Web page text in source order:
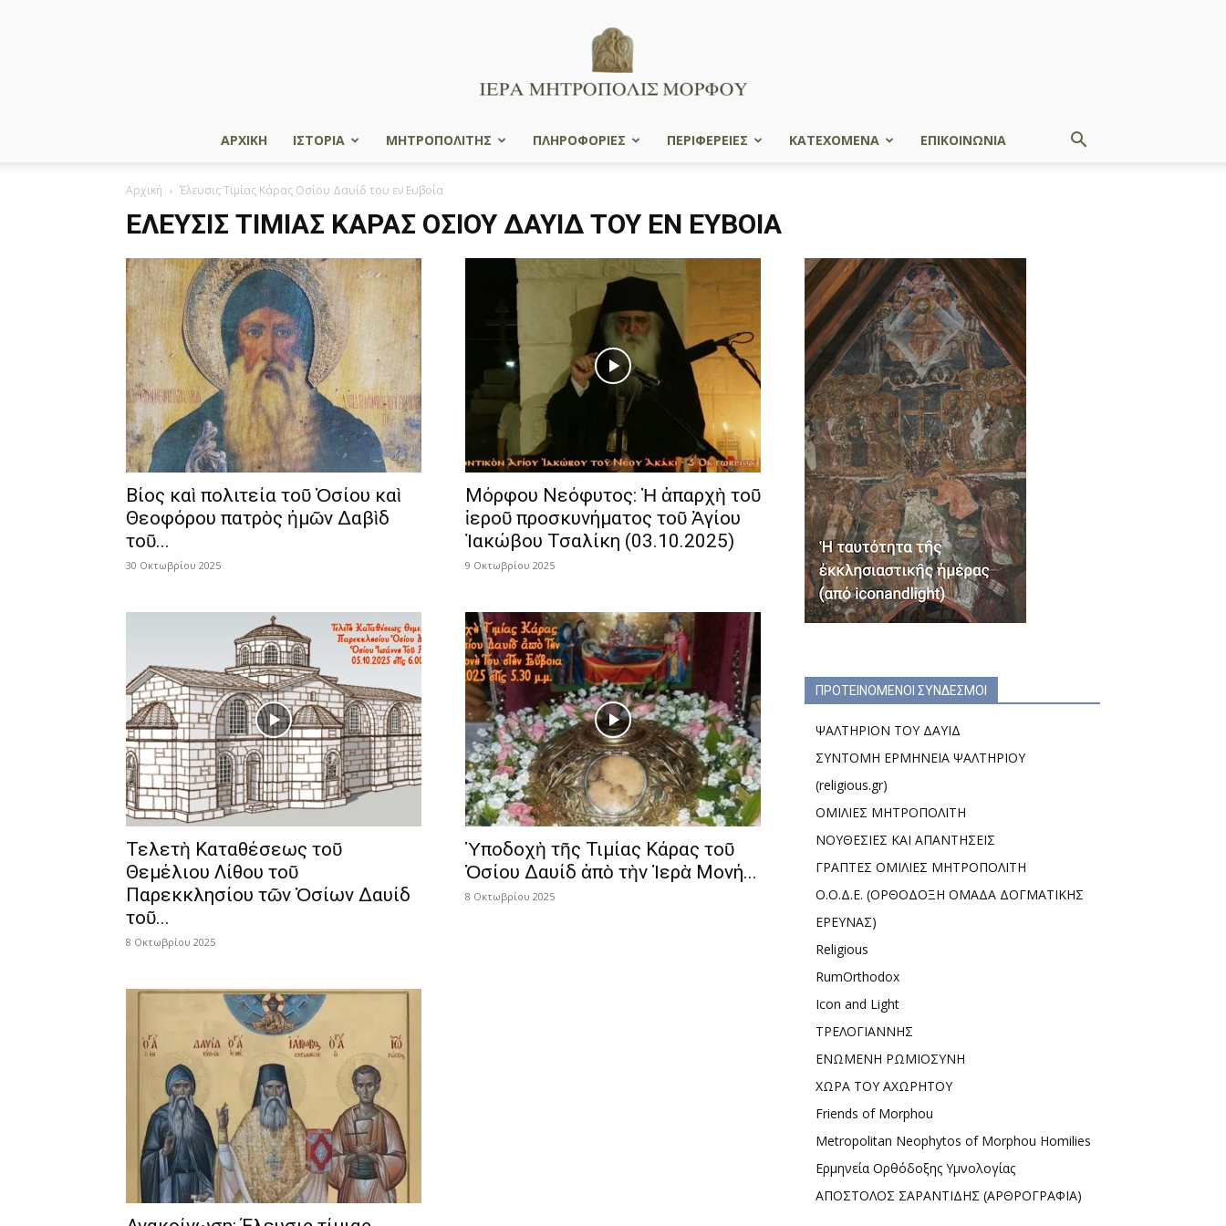
Μητρόπολις
Μόρφου
ΑΡΧΙΚΗ ΙΣΤΟΡΙΑ ΜΗΤΡΟΠΟΛΙΤΗΣ ΠΛΗΡΟΦΟΡΙΕΣ ΠΕΡΙΦΕΡΕΙΕΣ ΚΑΤΕΧΟΜΕΝΑ ΕΠΙΚΟΙΝΩΝΙΑ
Αρχική Έλευσις Τιμίας Κάρας Οσίου Δαυίδ του εν Ευβοία
ΈΛΕΥΣΙΣ ΤΙΜΊΑΣ ΚΆΡΑΣ ΟΣΊΟΥ ΔΑΥΊΔ ΤΟΥ ΕΝ ΕΥΒΟΊΑ
Βίος καὶ πολιτεία τοῦ Ὁσίου καὶ
Θεοφόρου πατρὸς ἡμῶν Δαβὶδ
τοῦ...
30 Οκτωβρίου 2025
Μόρφου Νεόφυτος: Ἡ ἀπαρχὴ τοῦ
ἱεροῦ προσκυνήματος τοῦ Ἁγίου
Ἰακώβου Τσαλίκη (03.10.2025)
9 Οκτωβρίου 2025
Τελετὴ Καταθέσεως τοῦ
Θεμέλιου Λίθου τοῦ
Παρεκκλησίου τῶν Ὁσίων Δαυίδ
τοῦ...
8 Οκτωβρίου 2025
Ὑποδοχὴ τῆς Τιμίας Κάρας τοῦ
Ὁσίου Δαυίδ ἀπὸ τὴν Ἱερὰ Μονή...
8 Οκτωβρίου 2025
ΠΡΟΤΕΙΝΟΜΕΝΟΙ ΣΥΝΔΕΣΜΟΙ
ΨΑΛΤΗΡΙΟΝ ΤΟΥ ΔΑΥΙΔ
ΣΥΝΤΟΜΗ ΕΡΜΗΝΕΙΑ ΨΑΛΤΗΡΙΟΥ
(religious.gr)
ΟΜΙΛΙΕΣ ΜΗΤΡΟΠΟΛΙΤΗ
ΝΟΥΘΕΣΙΕΣ ΚΑΙ ΑΠΑΝΤΗΣΕΙΣ
ΓΡΑΠΤΕΣ ΟΜΙΛΙΕΣ ΜΗΤΡΟΠΟΛΙΤΗ
Ο.Ο.Δ.Ε. (ΟΡΘΟΔΟΞΗ ΟΜΑΔΑ ΔΟΓΜΑΤΙΚΗΣ
ΕΡΕΥΝΑΣ)
Religious
RumOrthodox
Icon and Light
ΤΡΕΛΟΓΙΑΝΝΗΣ
ΕΝΩΜΕΝΗ ΡΩΜΙΟΣΥΝΗ
ΧΩΡΑ ΤΟΥ ΑΧΩΡΗΤΟΥ
Friends of Morphou
Metropolitan Neophytos of Morphou Homilies
Ερμηνεία Ορθόδοξης Υμνολογίας
ΑΠΟΣΤΟΛΟΣ ΣΑΡΑΝΤΙΔΗΣ (ΑΡΘΡΟΓΡΑΦΙΑ)